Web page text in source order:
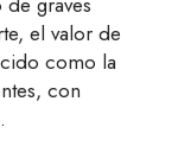
el valor de
como la
con